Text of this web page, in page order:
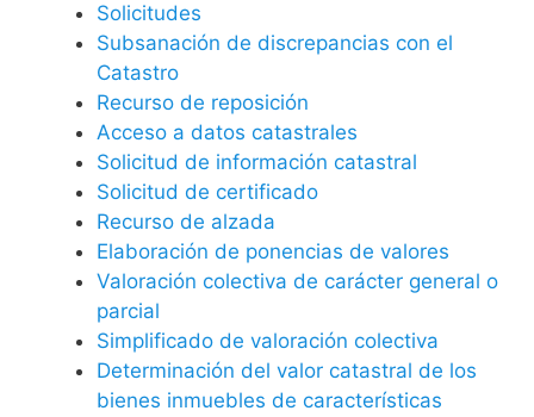
Solicitudes
Subsanación de discrepancias con el
Catastro
Recurso de reposición
Acceso a datos catastrales
Solicitud de información catastral
Solicitud de certificado
Recurso de alzada
Elaboración de ponencias de valores
Valoración colectiva de carácter general o
parcial
Simplificado de valoración colectiva
Determinación del valor catastral de los
bienes inmuebles de características